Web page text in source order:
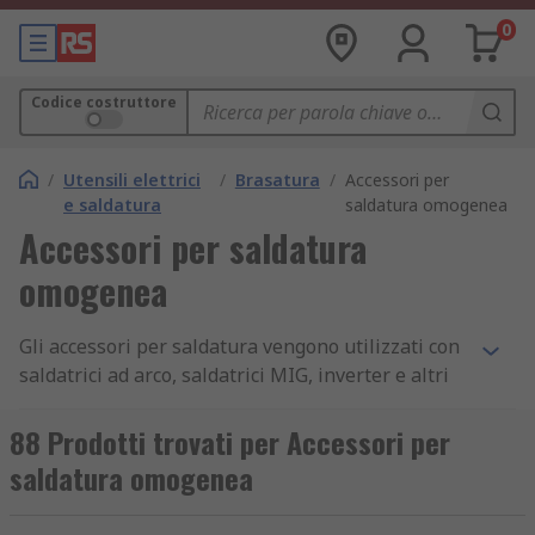
0
Codice costruttore
/ Utensili elettrici
e saldatura
/ Brasatura / Accessori per
saldatura omogenea
Accessori per saldatura
omogenea
Gli accessori per saldatura vengono utilizzati con
saldatrici ad arco, saldatrici MIG, inverter e altri
semplice ed efficiente. Gli accessori includono
rivestimenti, protezioni e suggerimenti per unire
i materiali, come lamiere stagnate o tubi in
88 Prodotti trovati per Accessori per
saldatura omogenea